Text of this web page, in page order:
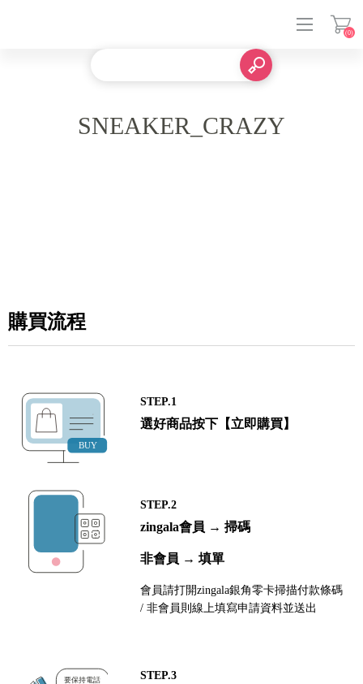
(0)
SNEAKER_CRAZY
購買流程
STEP.1
選好商品按下【立即購買】
STEP.2
zingala會員 → 掃碼
非會員 → 填單
會員請打開zingala銀角零卡掃描付款條碼
/ 非會員則線上填寫申請資料並送出
STEP.3